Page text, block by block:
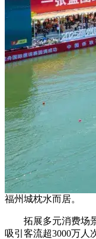
福州城枕水而居。
拓展多元消费场景
吸引客流超3000万人